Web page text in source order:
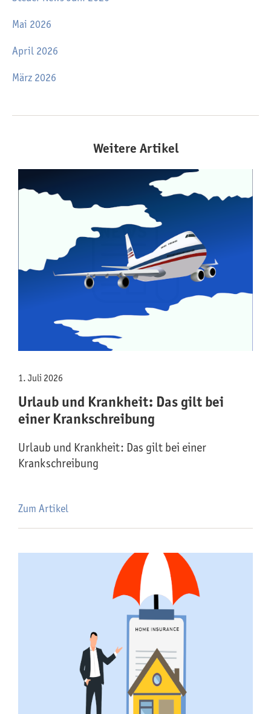
Mai 2026
April 2026
März 2026
Weitere Artikel
1. Juli 2026
Urlaub und Krankheit: Das gilt bei
einer Krankschreibung
Urlaub und Krankheit: Das gilt bei einer
Krankschreibung
Zum Artikel